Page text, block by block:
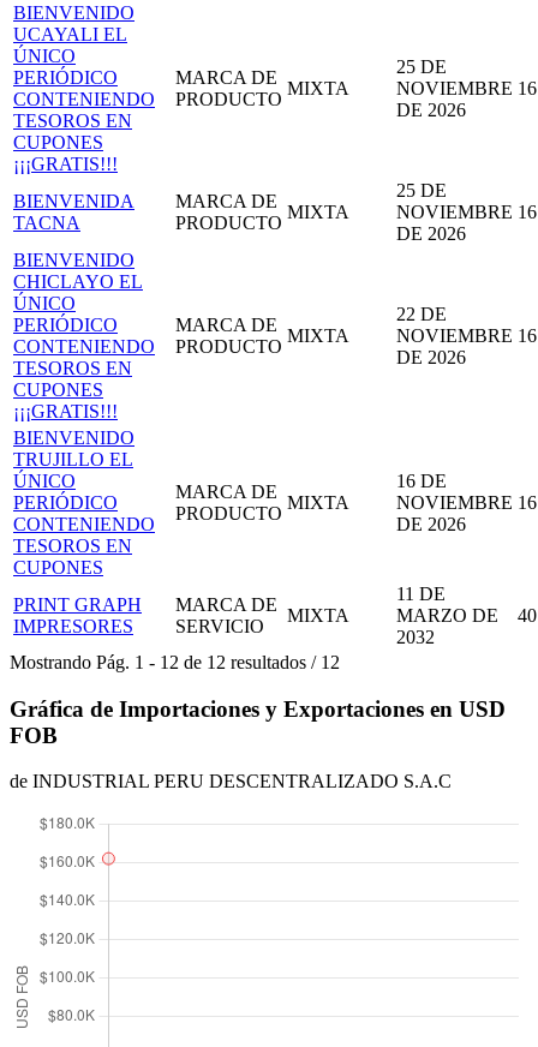
BIENVENIDO
UCAYALI EL
ÚNICO
PERIÓDICO
CONTENIENDO
TESOROS EN
CUPONES
¡¡¡GRATIS!!!
MARCA DE
PRODUCTO
MIXTA
25 DE
NOVIEMBRE
DE 2026
16
BIENVENIDA
TACNA
MARCA DE
PRODUCTO
MIXTA
25 DE
NOVIEMBRE
DE 2026
16
BIENVENIDO
CHICLAYO EL
ÚNICO
PERIÓDICO
CONTENIENDO
TESOROS EN
CUPONES
¡¡¡GRATIS!!!
MARCA DE
PRODUCTO
MIXTA
22 DE
NOVIEMBRE
DE 2026
16
BIENVENIDO
TRUJILLO EL
ÚNICO
PERIÓDICO
CONTENIENDO
TESOROS EN
CUPONES
MARCA DE
PRODUCTO
MIXTA
16 DE
NOVIEMBRE
DE 2026
16
PRINT GRAPH
IMPRESORES
MARCA DE
SERVICIO
MIXTA
11 DE
MARZO DE
2032
40
Mostrando Pág. 1 - 12 de 12 resultados / 12
Gráfica de Importaciones y Exportaciones en USD
FOB
de INDUSTRIAL PERU DESCENTRALIZADO S.A.C